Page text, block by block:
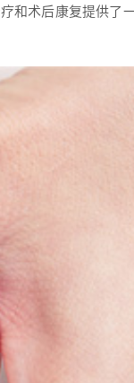
和术后康复提供了